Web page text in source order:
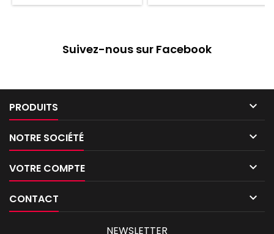
Suivez-nous sur Facebook
PRODUITS 
NOTRE SOCIÉTÉ 
VOTRE COMPTE 
CONTACT 
NEWSLETTER